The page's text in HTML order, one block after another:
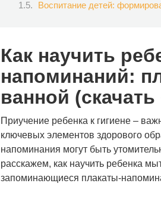
Воспитание детей:
Как научить
напоминаний:
ванной
Приучение ребенка к гигиене –
ключевых элементов здорового
напоминания могут быть
расскажем, как научить ребенка
запоминающиеся плакаты-